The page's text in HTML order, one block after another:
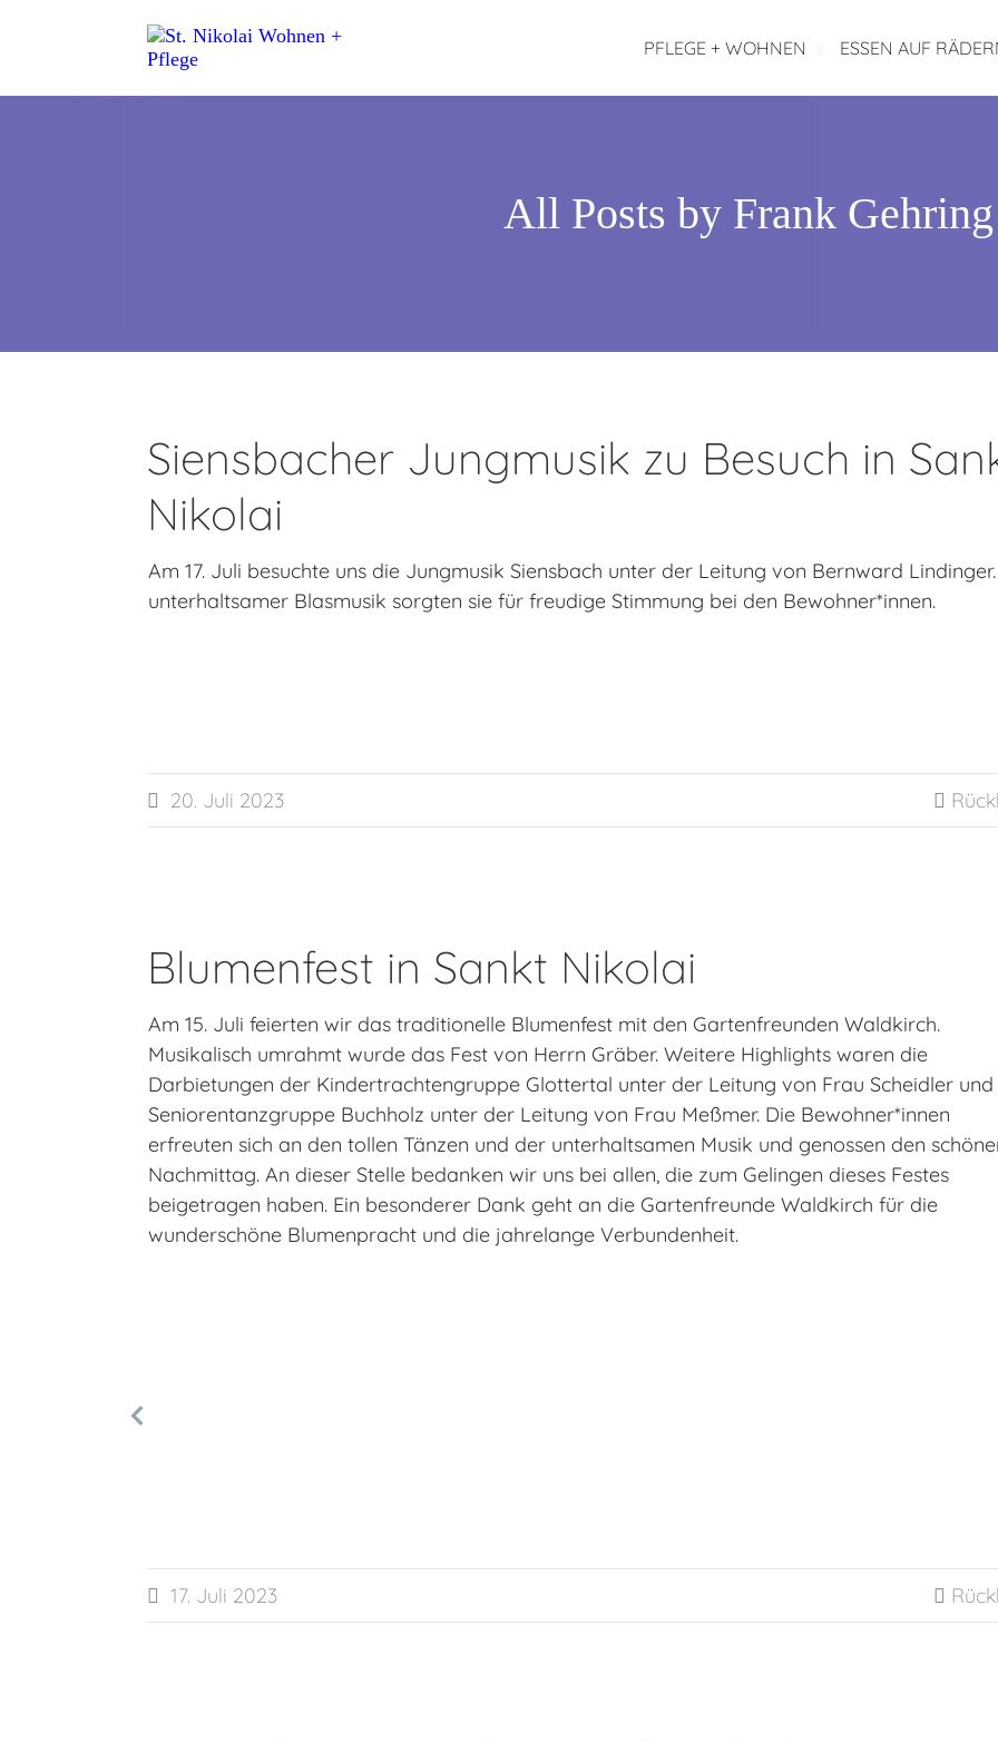
PFLEGE + WOHNEN ESSEN AUF
All Posts by Frank Gehring
Siensbacher Jungmusik zu Besuch in
Nikolai
Am 17. Juli besuchte uns die Jungmusik Siensbach unter der Leitung von Bernward
unterhaltsamer Blasmusik sorgten sie für freudige Stimmung bei den Bewohner*innen.
 20. Juli 2023 
Blumenfest in Sankt Nikolai
Am 15. Juli feierten wir das traditionelle Blumenfest mit den Gartenfreunden Waldkirch.
Musikalisch umrahmt wurde das Fest von Herrn Gräber. Weitere Highlights waren die
Darbietungen der Kindertrachtengruppe Glottertal unter der Leitung von Frau Scheidler
Seniorentanzgruppe Buchholz unter der Leitung von Frau Meßmer. Die Bewohner*innen
erfreuten sich an den tollen Tänzen und der unterhaltsamen Musik und genossen den
Nachmittag. An dieser Stelle bedanken wir uns bei allen, die zum Gelingen dieses Festes
beigetragen haben. Ein besonderer Dank geht an die Gartenfreunde Waldkirch für die
wunderschöne Blumenpracht und die jahrelange Verbundenheit.
 17. Juli 2023 